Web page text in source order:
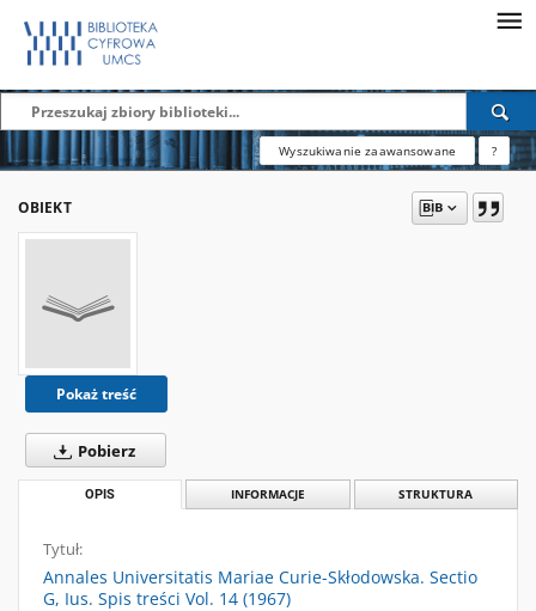
Wyszukiwanie zaawansowane ?
OBIEKT
Pokaż treść
Pobierz
OPIS INFORMACJE STRUKTURA
Tytuł:
Annales Universitatis Mariae Curie-Skłodowska. Sectio
G, Ius. Spis treści Vol. 14 (1967)